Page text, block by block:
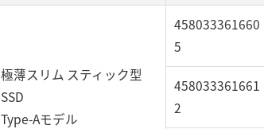
極薄スリム スティック型
SSD
Type-Aモデル
458033361660
5
458033361661
2